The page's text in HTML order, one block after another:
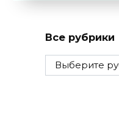
Все рубрики
Все
рубрики